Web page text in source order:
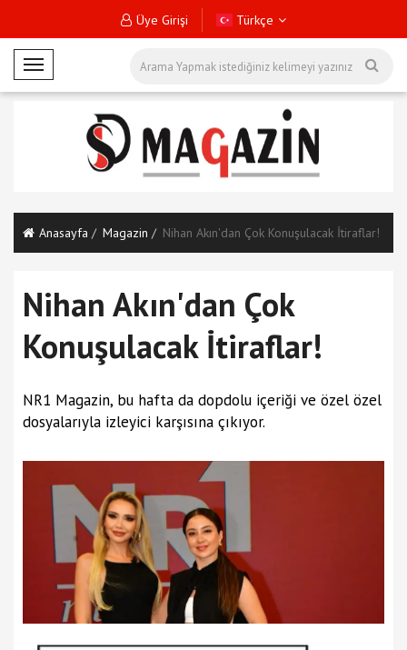
Üye Girişi Türkçe
M
o
üAnasayfa Magazin Nihan Akın'dan Çok Konuşulacak İtiraflar!
Nihan Akın'dan Çok
Konuşulacak İtiraflar!
NR1 Magazin, bu hafta da dopdolu içeriği ve özel özel
dosyalarıyla izleyici karşısına çıkıyor.